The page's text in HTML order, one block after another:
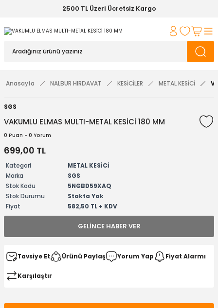
2500 TL Üzeri Ücretsiz Kargo
Anasayfa NALBUR HIRDAVAT KESİCİLER METAL KESİCİ
SGS
VAKUMLU ELMAS MULTI-METAL KESİCİ 180 MM
0 Puan - 0 Yorum
699,00 TL
Kategori
METAL KESİCİ
Marka
SGS
Stok Kodu
5NGBD59XAQ
Stok Durumu
Stokta Yok
Fiyat
582,50 TL + KDV
GELINCE HABER VER
Tavsiye Et Ürünü Paylaş Yorum Yap Fiyat Alarmı
Karşılaştır